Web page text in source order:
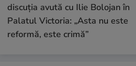
discuția avută cu Ilie Bolojan în
Palatul Victoria: „Asta nu este
reformă, este crimă”